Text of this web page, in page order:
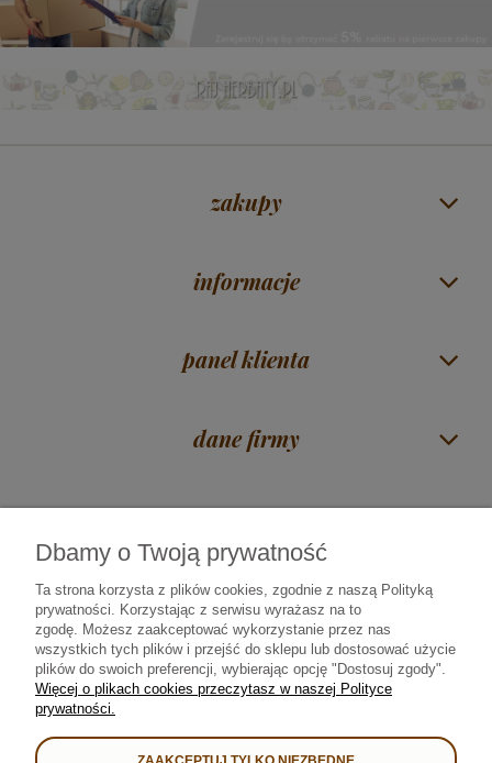
zakupy
informacje
panel klienta
dane firmy
Czas na herbatę Mirosław Piórkowski| ul. Zawadzka 38 | 18-400 Łomża |
woj. podlaskie |
606 117 675 sklep@rajherbaty.pl
Infolinia czynna od poniedziałku do piątku godz. 9:00 - 16:00
Od 2008 roku najlepszą herbatę • kawę • yerba mate • prezenty i kosze
upominkowe sprzedajemy i dostarczamy bezpiecznie we współpracy z:
Dbamy o Twoją prywatność
Ta strona korzysta z plików cookies, zgodnie z naszą Polityką
prywatności. Korzystając z serwisu wyrażasz na to
zgodę. Możesz zaakceptować wykorzystanie przez nas
wszystkich tych plików i przejść do sklepu lub dostosować użycie
plików do swoich preferencji, wybierając opcję "Dostosuj zgody".
Więcej o plikach cookies przeczytasz w naszej Polityce
prywatności.